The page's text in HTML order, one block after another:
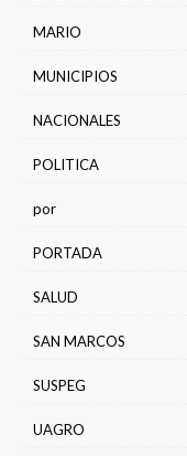
MARIO
MUNICIPIOS
NACIONALES
POLITICA
por
PORTADA
SALUD
SAN MARCOS
SUSPEG
UAGRO